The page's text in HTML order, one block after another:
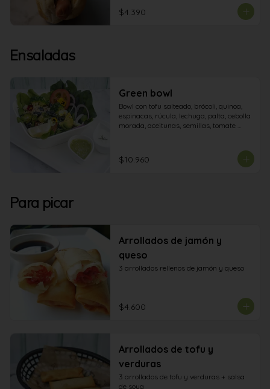
$4.390
Ensaladas
Green bowl
Bowl con tofu salteado, brócoli, quinoa,
espinacas, rúcula, lechuga, palta, cebolla
morada, aceitunas, semillas, tomate
$10.960
Para picar
Arrollados de jamón y
queso
3 arrollados rellenos de jamón y queso
$4.600
Arrollados de tofu y
verduras
3 arrollados de tofu y verduras + salsa
de soya